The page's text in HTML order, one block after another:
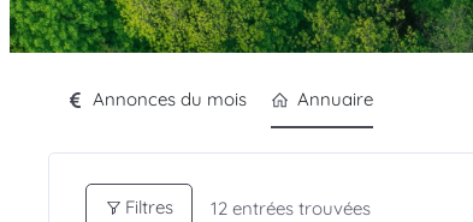
Annonces du mois Annuaire
Filtres 12 entrées trouvées